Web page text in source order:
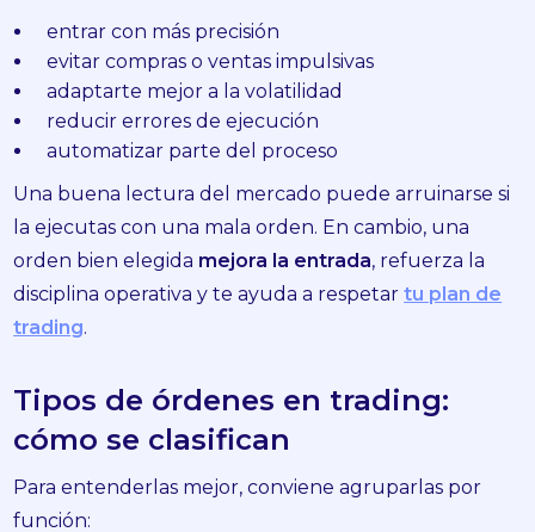
entrar con más precisión
evitar compras o ventas impulsivas
adaptarte mejor a la volatilidad
reducir errores de ejecución
automatizar parte del proceso
Una buena lectura del mercado puede arruinarse si
la ejecutas con una mala orden. En cambio, una
orden bien elegida mejora la entrada, refuerza la
disciplina operativa y te ayuda a respetartu plan de
trading.
Tipos de órdenes en trading:
cómo se clasifican
Para entenderlas mejor, conviene agruparlas por
función: